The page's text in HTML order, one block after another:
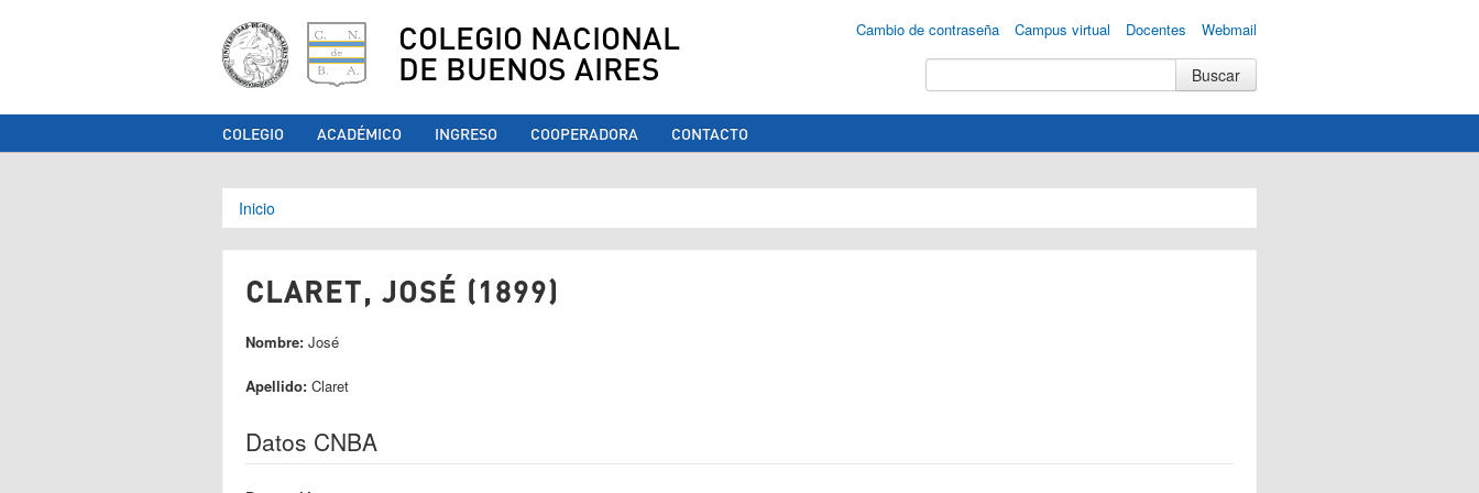
COLEGIO NACIONAL
DE BUENOS AIRES
Cambio de contraseña Campus virtual Docentes Webmail
COLEGIO ACADÉMICO INGRESO COOPERADORA CONTACTO
Se encuentra usted aquí
Inicio
CLARET, JOSÉ (1899)
Nombre: José
Apellido: Claret
Datos CNBA